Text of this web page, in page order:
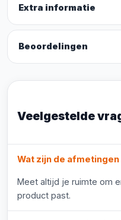
Extra informatie
Beoordelingen
Veelgestelde
Wat zijn de
Meet altijd je ruimte om
product past.